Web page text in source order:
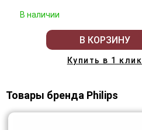
В наличии
В КОРЗИНУ
Купить в 1 клик
Товары бренда Philips